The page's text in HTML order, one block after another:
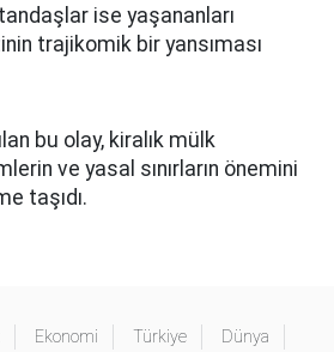
ise yaşananları
trajikomik bir yansıması
bu olay, kiralık mülk
ve yasal sınırların önemini
taşıdı.
Ekonomi Türkiye
Dünya